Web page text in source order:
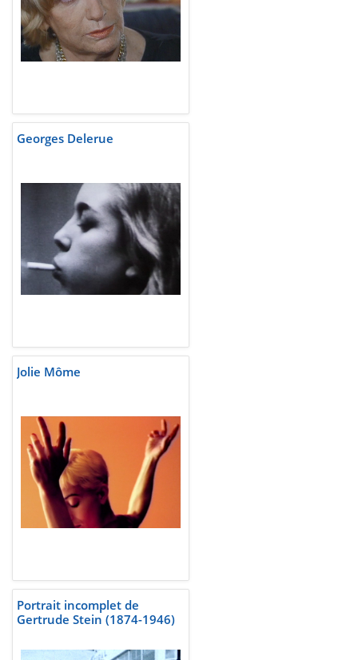
Georges Delerue
Jolie Môme
Portrait incomplet de
Gertrude Stein (1874-1946)